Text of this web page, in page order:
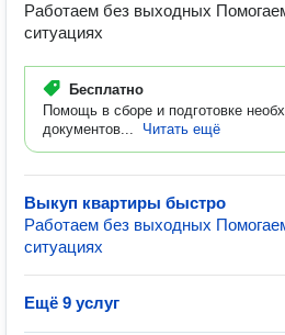
Работаем без выходных
ситуациях
Бесплатно
Помощь в сборе и подготовке
документов...
Читать ещё
Выкуп квартиры быстро
Работаем без выходных
ситуациях
Ещё 9 услуг